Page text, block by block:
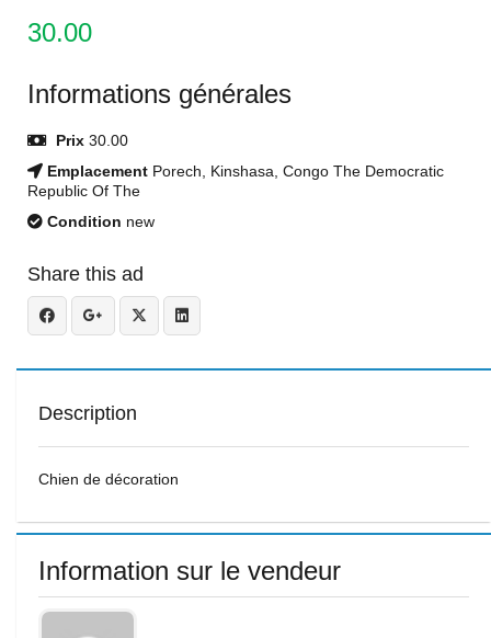
30.00
Informations générales
Prix 30.00
Emplacement Porech, Kinshasa, Congo The Democratic
Republic Of The
Condition new
Share this ad
Description
Chien de décoration
Information sur le vendeur